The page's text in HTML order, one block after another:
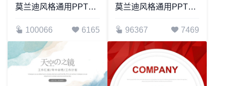
莫兰迪风格通用PPT模板(11)
100066 6165
莫兰迪风格通用PPT模板(15)
96367 7469